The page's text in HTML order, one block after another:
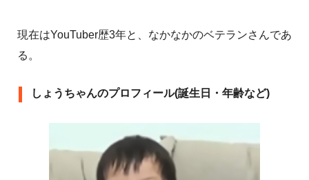
現在はYouTuber歴3年と、なかなかのベテランさんであ
る。
しょうちゃんのプロフィール(誕生日・年齢など)